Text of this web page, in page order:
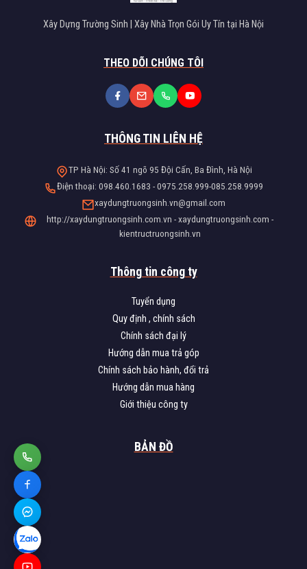
Xây Dựng Trường Sinh | Xây Nhà Trọn Gói Uy Tín tại Hà Nội
THEO DÕI CHÚNG TÔI
THÔNG TIN LIÊN HỆ
TP Hà Nội: Số 41 ngõ 95 Đội Cấn, Ba Đình, Hà Nội
Điện thoại: 098.460.1683 - 0975.258.999-085.258.9999
xaydungtruongsinh.vn@gmail.com
http://xaydungtruongsinh.com.vn - xaydungtruongsinh.com -
kientructruongsinh.vn
Thông tin công ty
Tuyển dụng
Quy định , chính sách
Chính sách đại lý
Hướng dẫn mua trả góp
Chính sách bảo hành, đổi trả
Hướng dẫn mua hàng
Giới thiệu công ty
BẢN ĐỒ